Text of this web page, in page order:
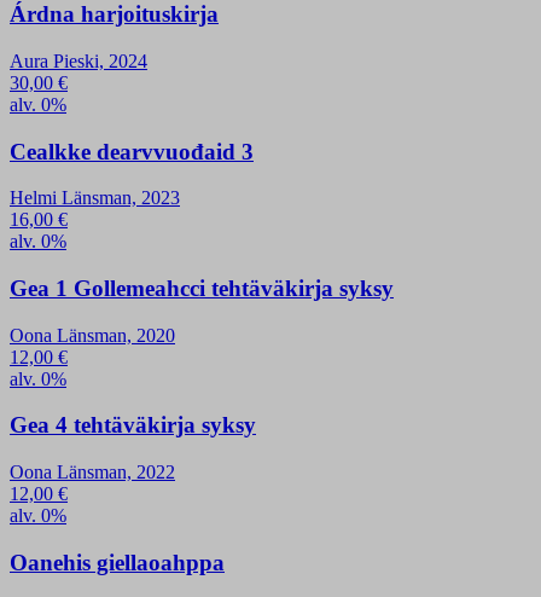
Árdna harjoituskirja
Aura Pieski, 2024
30,00 €
alv. 0%
Cealkke dearvvuođaid 3
Helmi Länsman, 2023
16,00 €
alv. 0%
Gea 1 Gollemeahcci tehtäväkirja syksy
Oona Länsman, 2020
12,00 €
alv. 0%
Gea 4 tehtäväkirja syksy
Oona Länsman, 2022
12,00 €
alv. 0%
Oanehis giellaoahppa